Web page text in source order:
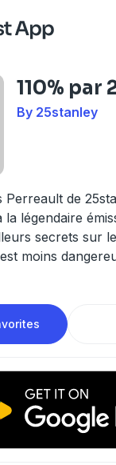
110% par
By 25stanley
Perreault de
légendaire
secrets sur
moins